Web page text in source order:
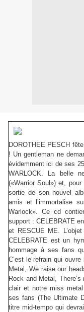
DOROTHEE PESCH
! Un gentleman ne
évidemment ici de ses
WARLOCK. La belle
(«Warrior Soul») et,
sortie de son nouvel
amis et l’immortalise
Warlock». Ce cd
support : CELEBRATE
et RESCUE ME.
CELEBRATE est un
hommage à ses fans
C’est le refrain qui
Metal, We raise our
Rock and Metal,
clair et notre miss
ses fans (The Ultimate
titre mid-tempo qui